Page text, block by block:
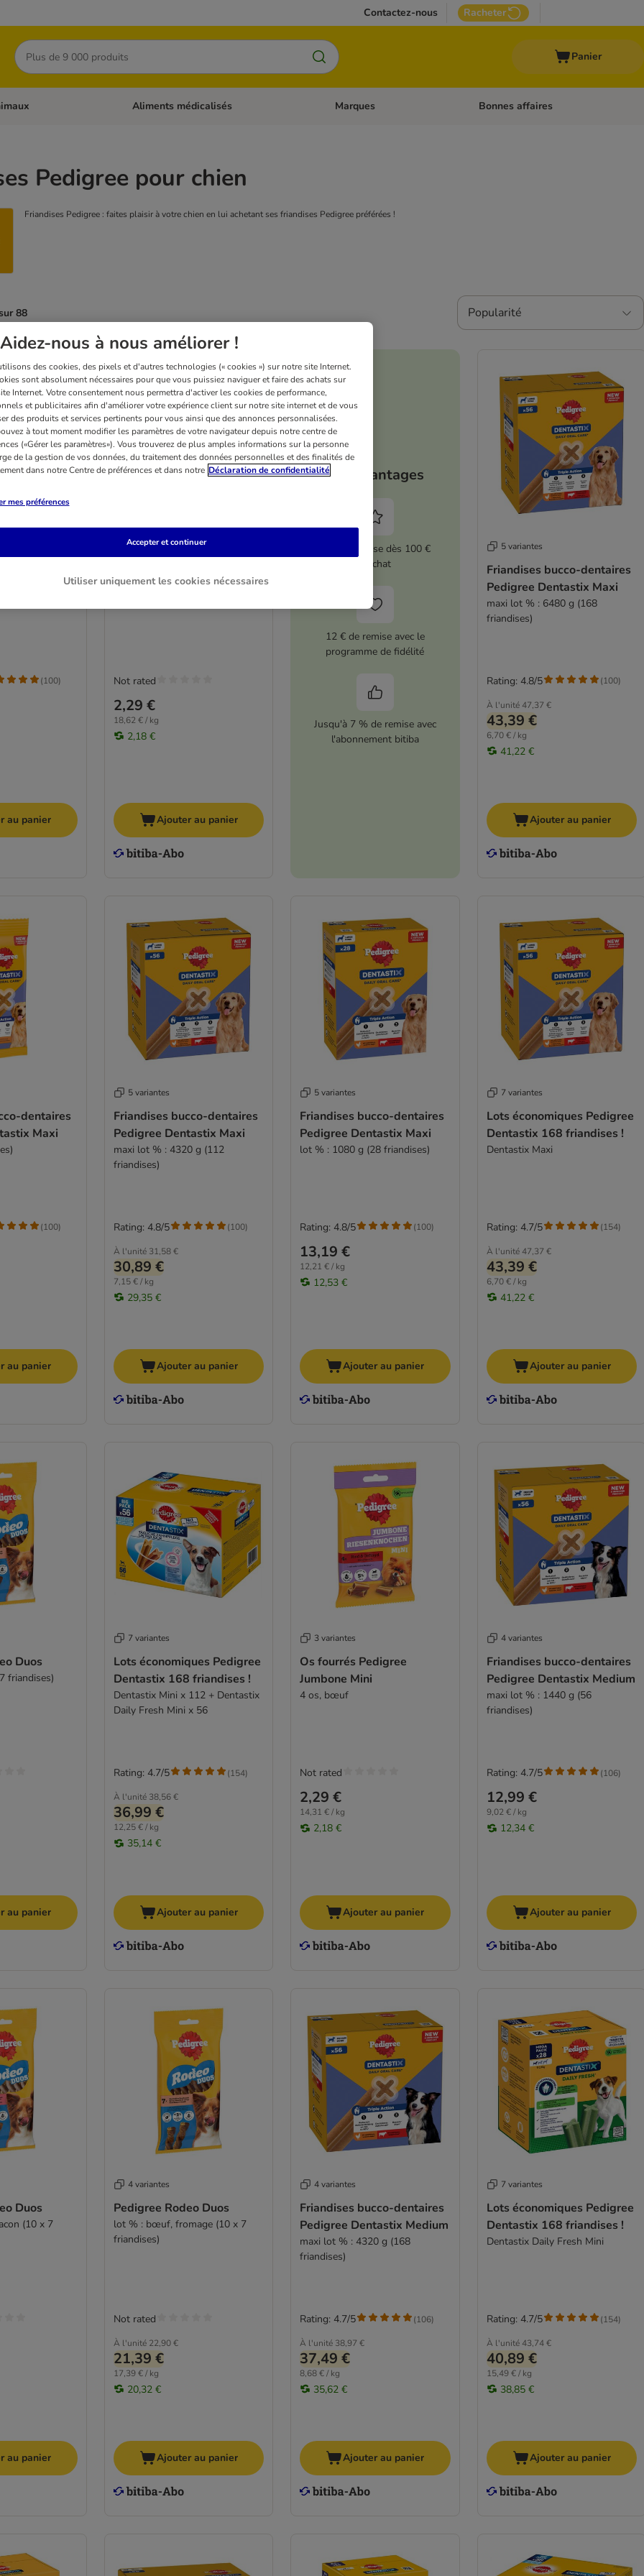
Contactez-nous Racheter
Rechercher
Panier
Chats Dérouler les catégories: Autres animaux
Aliments médicalisés Dérouler les catégories: Aliments médicalisés
Marques Dérouler les catégories: Marques
Bonnes affaires
Pedigree pour chien
Friandises Pedigree : faites plaisir à votre chien en lui achetant ses friandises Pedigree préférées !
88 Popularité
dentaires
Maxi
g (56
(100)
au panier
4 variantes
poulet, bacon (7 friandises)
2,29 €
18,62 € / kg
2,18 €
Not rated
Ajouter au panier
Vos avantages
5 % de remise dès 100 €
d'achat
12 € de remise avec le
programme de fidélité
Jusqu'à 7 % de remise avec
l'abonnement bitiba
5 variantes
Friandises bucco-dentaires
Pedigree Dentastix Maxi
maxi lot % : 6480 g (168
friandises)
À l'unité 47,37 €
43,39 €
6,70 € / kg
41,22 €
Rating: 4.8/5 (100)
Ajouter au panier
dentaires
Maxi
(100)
au panier
5 variantes
Friandises bucco-dentaires
Pedigree Dentastix Maxi
maxi lot % : 4320 g (112
friandises)
À l'unité 31,58 €
30,89 €
7,15 € / kg
29,35 €
Rating: 4.8/5 (100)
Ajouter au panier
5 variantes
Friandises bucco-dentaires
Pedigree Dentastix Maxi
lot % : 1080 g (28 friandises)
13,19 €
12,21 € / kg
12,53 €
Rating: 4.8/5 (100)
Ajouter au panier
7 variantes
Lots économiques Pedigree
Dentastix 168 friandises !
Dentastix Maxi
À l'unité 47,37 €
43,39 €
6,70 € / kg
41,22 €
Rating: 4.7/5 (154)
Ajouter au panier
Duos
friandises)
au panier
7 variantes
Lots économiques Pedigree
Dentastix 168 friandises !
Dentastix Mini x 112 + Dentastix
Daily Fresh Mini x 56
À l'unité 38,56 €
36,99 €
12,25 € / kg
35,14 €
Rating: 4.7/5 (154)
Ajouter au panier
3 variantes
Os fourrés Pedigree
Jumbone Mini
4 os, bœuf
2,29 €
14,31 € / kg
2,18 €
Not rated
Ajouter au panier
4 variantes
Friandises bucco-dentaires
Pedigree Dentastix Medium
maxi lot % : 1440 g (56
friandises)
12,99 €
9,02 € / kg
12,34 €
Rating: 4.7/5 (106)
Ajouter au panier
Duos
(10 x 7
au panier
4 variantes
Pedigree Rodeo Duos
lot % : bœuf, fromage (10 x 7
friandises)
À l'unité 22,90 €
21,39 €
17,39 € / kg
20,32 €
Not rated
Ajouter au panier
4 variantes
Friandises bucco-dentaires
Pedigree Dentastix Medium
maxi lot % : 4320 g (168
friandises)
À l'unité 38,97 €
37,49 €
8,68 € / kg
35,62 €
Rating: 4.7/5 (106)
Ajouter au panier
7 variantes
Lots économiques Pedigree
Dentastix 168 friandises !
Dentastix Daily Fresh Mini
À l'unité 43,74 €
40,89 €
15,49 € / kg
38,85 €
Rating: 4.7/5 (154)
Ajouter au panier
Aidez-nous à nous améliorer !
des cookies, des pixels et d'autres technologies (« cookies ») sur notre site Internet.
sont absolument nécessaires pour que vous puissiez naviguer et faire des achats sur
Internet. Votre consentement nous permettra d'activer les cookies de performance,
et publicitaires afin d'améliorer votre expérience client sur notre site internet et de vous
des produits et services pertinents pour vous ainsi que des annonces personnalisées.
à tout moment modifier les paramètres de votre navigateur depuis notre centre de
(«Gérer les paramètres»). Vous trouverez de plus amples informations sur la personne
de la gestion de vos données, du traitement des données personnelles et des finalités de
dans notre Centre de préférences et dans notre Déclaration de confidentialité
mes préférences
Utiliser uniquement les cookies nécessaires
Accepter et continuer